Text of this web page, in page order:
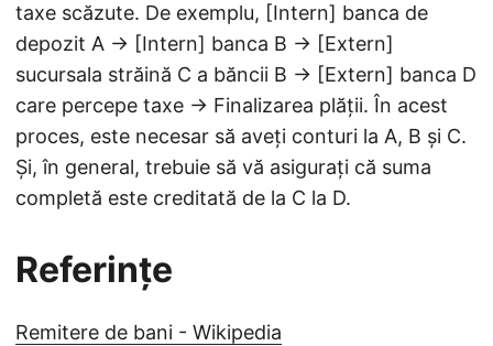
taxe scăzute. De exemplu, [Intern] banca de
depozit A → [Intern] banca B → [Extern]
sucursala străină C a băncii B → [Extern] banca D
care percepe taxe → Finalizarea plății. În acest
proces, este necesar să aveți conturi la A, B și C.
Și, în general, trebuie să vă asigurați că suma
completă este creditată de la C la D.
Referințe
Remitere de bani - Wikipedia